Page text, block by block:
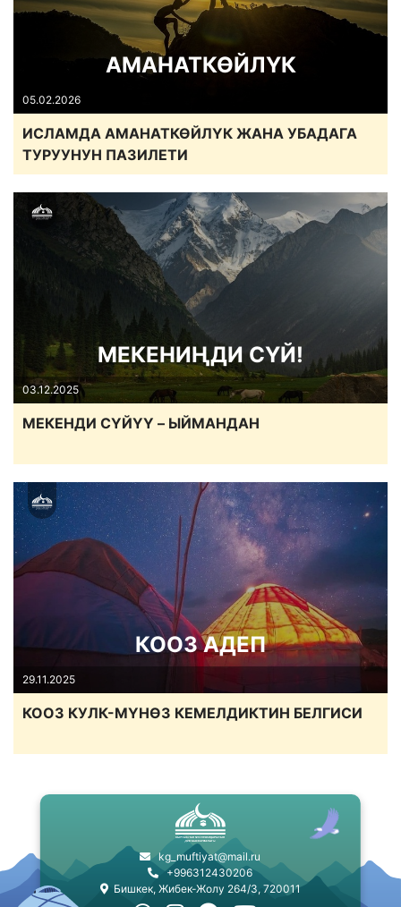
АМАНАТКӨЙЛҮК
05.02.2026
ИСЛАМДА АМАНАТКӨЙЛҮК ЖАНА УБАДАГА
ТУРУУНУН ПАЗИЛЕТИ
МЕКЕНИҢДИ СҮЙ!
03.12.2025
МЕКЕНДИ СҮЙҮҮ – ЫЙМАНДАН
КООЗ АДЕП
29.11.2025
КООЗ КУЛК-МҮНӨЗ КЕМЕЛДИКТИН БЕЛГИСИ
kg_muftiyat@mail.ru
+996312430206
Бишкек, Жибек-Жолу 264/3, 720011